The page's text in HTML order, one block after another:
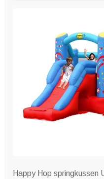
Happy Hop springkussen